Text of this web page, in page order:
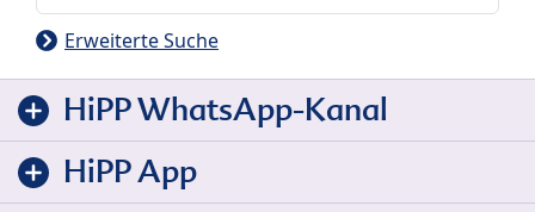
Erweiterte Suche
HiPP WhatsApp-Kanal
HiPP App